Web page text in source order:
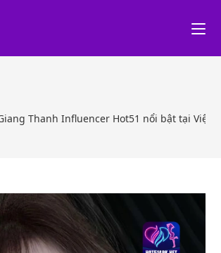
Thanh Influencer Hot51 nổi bật tại Việt